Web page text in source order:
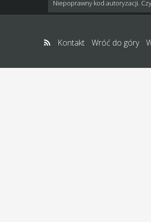
Niepoprawny kod autoryzacji.
Kontakt Wróć do góry